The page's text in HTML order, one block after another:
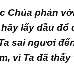
Chúa phán
lấy dầu đổ
sai ngươi
vì Ta đã